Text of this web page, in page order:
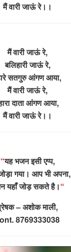
मैं वारी जाऊं रे।।
मैं वारी जाऊं रे,
बलिहारी जाऊं रे,
सतगुरु आंगण आया,
मैं वारी जाऊं रे,
दाता आंगण आया,
मैं वारी जाऊं रे।।
“यह भजन इसी एप्प,
जोड़ा गया। आप भी अपना,
यहाँ जोड़ सकते है।“
– अशोक माली,
8769333038